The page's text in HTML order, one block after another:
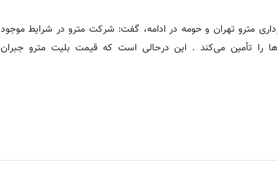
مترو تهران و حومه در ادامه، گفت: شرکت مترو در شرایط موجود
را تأمین می‌کند . این درحالی است که قیمت بلیت مترو جبران